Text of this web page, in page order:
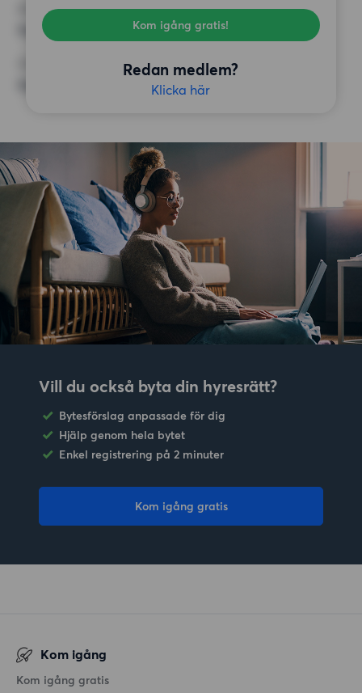
Kom igång gratis!
Redan medlem?
Klicka här
Inga speciella krav
ÖVRIGA PREFERENSER
Inga speciella preferenser
Vill du också byta din hyresrätt?
Bytesförslag anpassade för dig
Hjälp genom hela bytet
Enkel registrering på 2 minuter
Kom igång gratis
Kom igång
Kom igång gratis